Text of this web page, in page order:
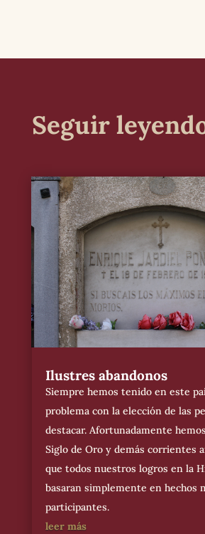
Seguir
Ilustres abandonos
Siempre hemos tenido en este
problema con la elección de las
destacar. Afortunadamente
Siglo de Oro y demás corrientes
que todos nuestros logros en la
basaran simplemente en hechos
participantes.
leer más